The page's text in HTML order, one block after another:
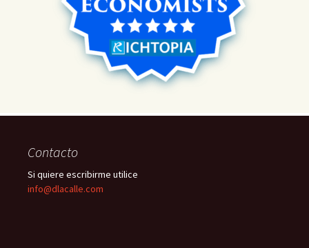
Contacto
Si quiere escribirme utilice
info@dlacalle.com